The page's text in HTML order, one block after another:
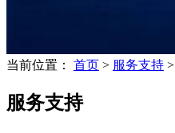
当前位置： 首页 > 服务支持 >
服务支持